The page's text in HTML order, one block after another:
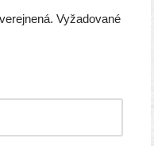
Vyžadované